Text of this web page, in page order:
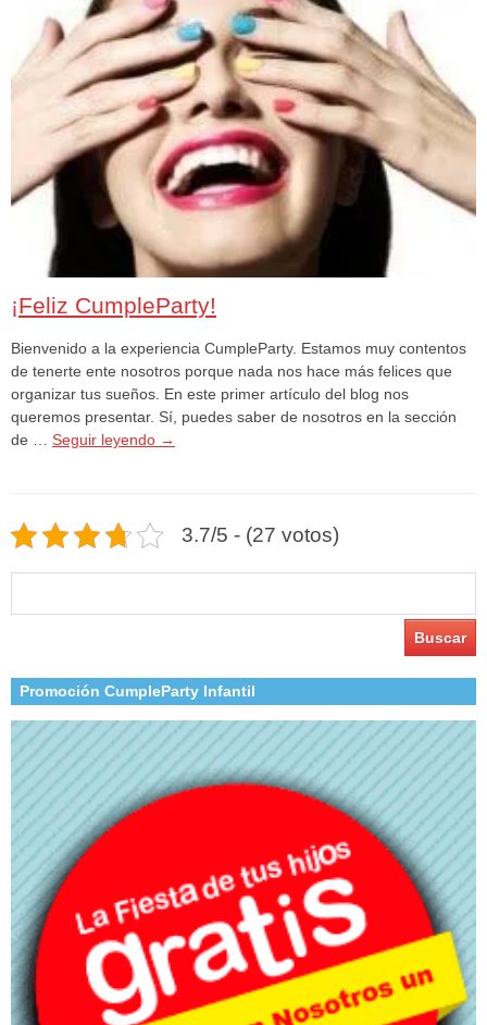
¡Feliz CumpleParty!
Bienvenido a la experiencia CumpleParty. Estamos muy contentos
de tenerte ente nosotros porque nada nos hace más felices que
organizar tus sueños. En este primer artículo del blog nos
queremos presentar. Sí, puedes saber de nosotros en la sección
de … Seguir leyendo →
3.7/5 - (27 votos)
Promoción CumpleParty Infantil